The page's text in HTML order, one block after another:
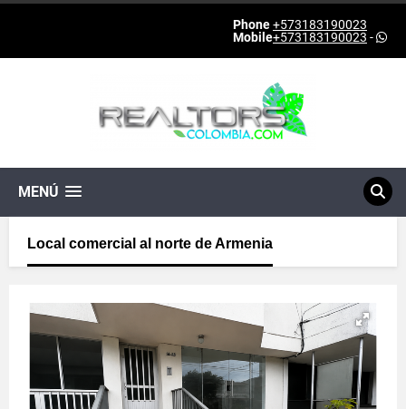
Phone+573183190023
Mobile+573183190023 -
MENÚ
Local comercial al norte de Armenia